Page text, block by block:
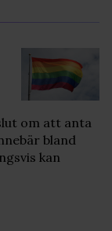
om att anta
bland
kan